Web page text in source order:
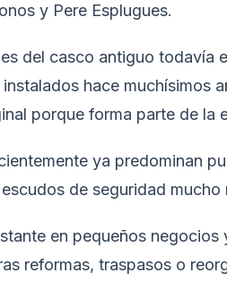
y Pere Esplugues.
del casco antiguo todavía
hace muchísimos
porque forma parte de la
ya predominan
de seguridad mucho
en pequeños
reformas, traspasos o